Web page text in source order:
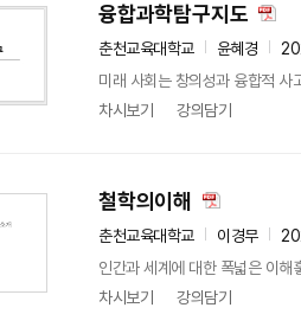
융합과학탐구지도
춘천교육대학교 윤혜경
미래 사회는 창의성과 융합적
차시보기
강의담기
철학의이해
춘천교육대학교 이경무
인간과 세계에 대한 폭넓은 이해
차시보기
강의담기